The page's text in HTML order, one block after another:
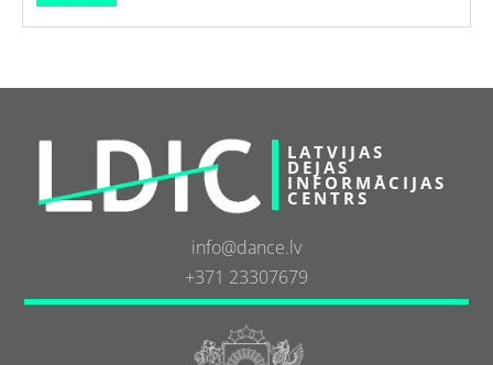
LATVIJAS
DEJAS
INFORMĀCIJAS
CENTRS
info@dance.lv
+371 23307679